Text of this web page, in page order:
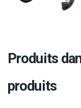
Produits
produits